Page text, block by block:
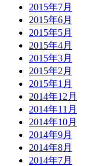
2015年7月
2015年6月
2015年5月
2015年4月
2015年3月
2015年2月
2015年1月
2014年12月
2014年11月
2014年10月
2014年9月
2014年8月
2014年7月